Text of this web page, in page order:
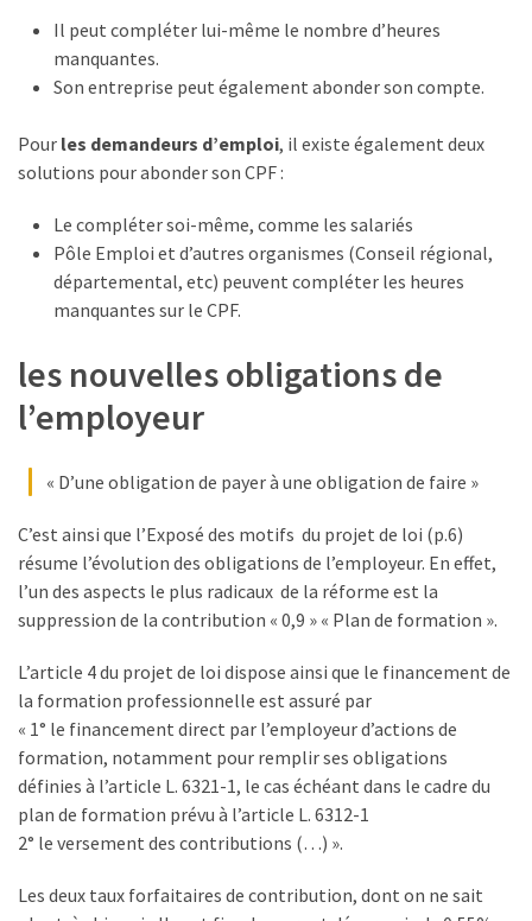
Il peut compléter lui-même le nombre d’heures
manquantes.
Son entreprise peut également abonder son compte.
Pour les demandeurs d’emploi, il existe également deux
solutions pour abonder son CPF :
Le compléter soi-même, comme les salariés
Pôle Emploi et d’autres organismes (Conseil régional,
départemental, etc) peuvent compléter les heures
manquantes sur le CPF.
les nouvelles obligations de
l’employeur
« D’une obligation de payer à une obligation de faire »
C’est ainsi que l’Exposé des motifs du projet de loi (p.6)
résume l’évolution des obligations de l’employeur. En effet,
l’un des aspects le plus radicaux de la réforme est la
suppression de la contribution « 0,9 » « Plan de formation ».
L’article 4 du projet de loi dispose ainsi que le financement de
la formation professionnelle est assuré par
« 1° le financement direct par l’employeur d’actions de
formation, notamment pour remplir ses obligations
définies à l’article L. 6321-1, le cas échéant dans le cadre du
plan de formation prévu à l’article L. 6312-1
2° le versement des contributions (…) ».
Les deux taux forfaitaires de contribution, dont on ne sait